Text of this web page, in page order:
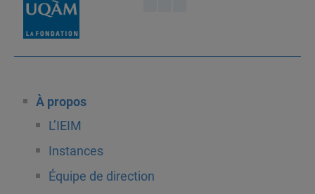
À propos
L’IEIM
Instances
Équipe de direction